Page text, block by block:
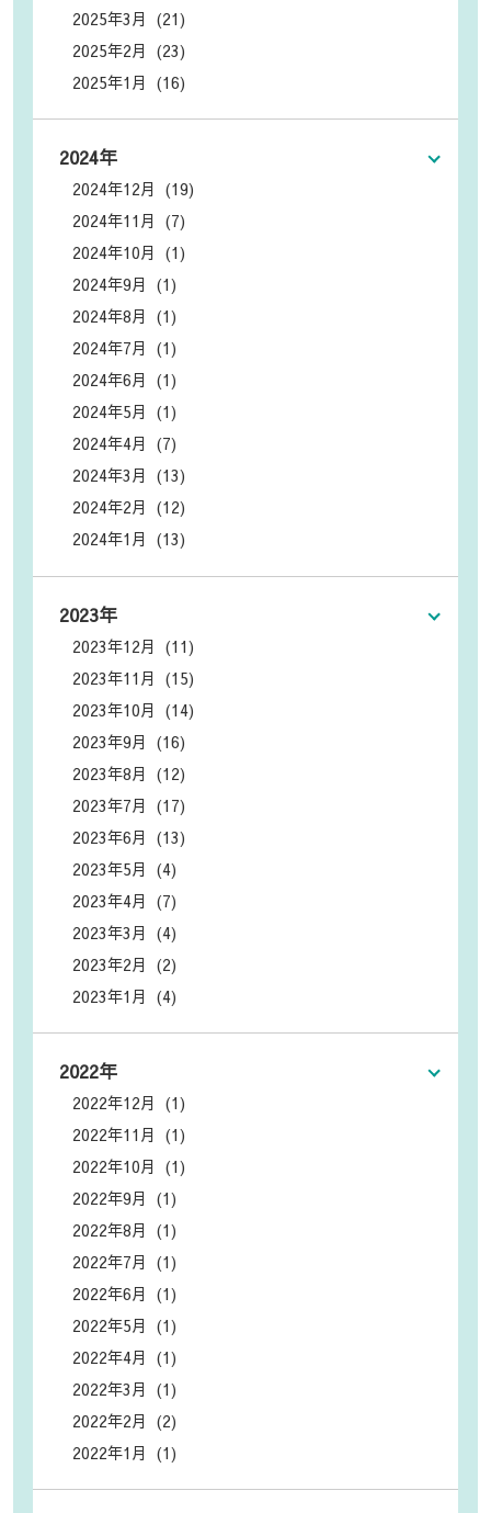
2025年3月 (21)
2025年2月 (23)
2025年1月 (16)
2024年
2024年12月 (19)
2024年11月 (7)
2024年10月 (1)
2024年9月 (1)
2024年8月 (1)
2024年7月 (1)
2024年6月 (1)
2024年5月 (1)
2024年4月 (7)
2024年3月 (13)
2024年2月 (12)
2024年1月 (13)
2023年
2023年12月 (11)
2023年11月 (15)
2023年10月 (14)
2023年9月 (16)
2023年8月 (12)
2023年7月 (17)
2023年6月 (13)
2023年5月 (4)
2023年4月 (7)
2023年3月 (4)
2023年2月 (2)
2023年1月 (4)
2022年
2022年12月 (1)
2022年11月 (1)
2022年10月 (1)
2022年9月 (1)
2022年8月 (1)
2022年7月 (1)
2022年6月 (1)
2022年5月 (1)
2022年4月 (1)
2022年3月 (1)
2022年2月 (2)
2022年1月 (1)